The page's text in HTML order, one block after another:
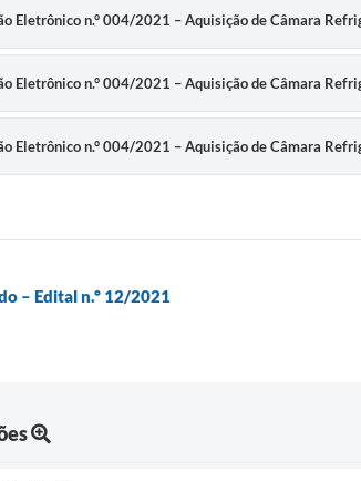
Eletrônico n.° 004/2021 – Aquisição de Câmara
Eletrônico n.° 004/2021 – Aquisição de Câmara
Eletrônico n.° 004/2021 – Aquisição de Câmara
– Edital n.º 12/2021